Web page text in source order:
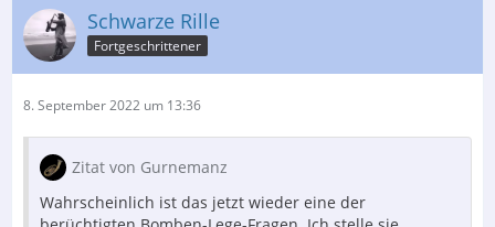
Schwarze Rille
Fortgeschrittener
8. September 2022 um 13:36
Zitat von Gurnemanz
Wahrscheinlich ist das jetzt wieder eine der